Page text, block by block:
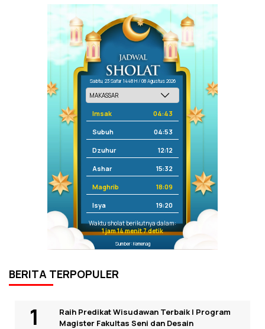
Sabtu, 23 Safar 1448 H / 08 Agustus 2026
Imsak 04:43
Subuh 04:53
Dzuhur 12:12
Ashar 15:32
Maghrib 18:09
Isya 19:20
Waktu sholat berikutnya dalam:
1 jam 14 menit 7 detik
Sumber: Kemenag
BERITA TERPOPULER
Raih Predikat Wisudawan Terbaik I Program
Magister Fakultas Seni dan Desain